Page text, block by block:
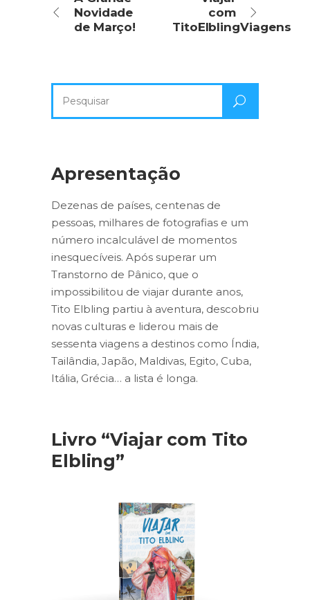
Novidade
de Março!
com
TitoElblingViagens
por:
Apresentação
Dezenas de países, centenas de
pessoas, milhares de fotografias e um
número incalculável de momentos
inesquecíveis. Após superar um
Transtorno de Pânico, que o
impossibilitou de viajar durante anos,
Tito Elbling partiu à aventura, descobriu
novas culturas e liderou mais de
sessenta viagens a destinos como Índia,
Tailândia, Japão, Maldivas, Egito, Cuba,
Itália, Grécia… a lista é longa.
Livro “Viajar com Tito
Elbling”